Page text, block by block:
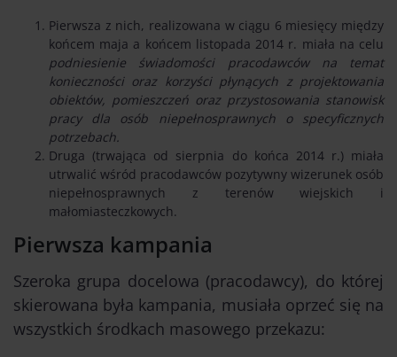
Pierwsza z nich, realizowana w ciągu 6 miesięcy między
końcem maja a końcem listopada 2014 r. miała na celu
podniesienie świadomości pracodawców na temat
konieczności oraz korzyści płynących z projektowania
obiektów, pomieszczeń oraz przystosowania stanowisk
pracy dla osób niepełnosprawnych o specyficznych
potrzebach.
Druga (trwająca od sierpnia do końca 2014 r.) miała
utrwalić wśród pracodawców pozytywny wizerunek osób
niepełnosprawnych z terenów wiejskich i
małomiasteczkowych.
Pierwsza kampania
Szeroka grupa docelowa (pracodawcy), do której
skierowana była kampania, musiała oprzeć się na
wszystkich środkach masowego przekazu: